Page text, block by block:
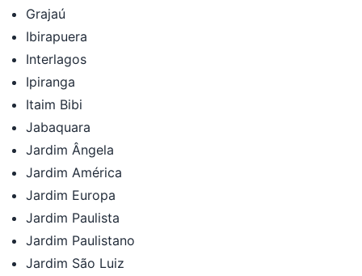
Grajaú
Ibirapuera
Interlagos
Ipiranga
Itaim Bibi
Jabaquara
Jardim Ângela
Jardim América
Jardim Europa
Jardim Paulista
Jardim Paulistano
Jardim São Luiz